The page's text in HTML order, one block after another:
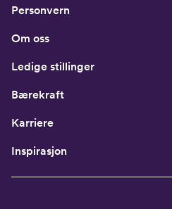
Personvern
Om oss
Ledige stillinger
Bærekraft
Karriere
Inspirasjon